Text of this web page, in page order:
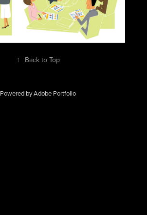
↑ Back to Top
Powered byAdobe Portfolio